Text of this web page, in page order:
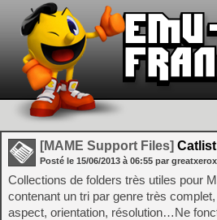
[MAME Support Files] Catlist
Posté le 15/06/2013 à 06:55 par greatxerox
Collections de folders très utiles pour
contenant un tri par genre très
aspect, orientation, résolution…Ne